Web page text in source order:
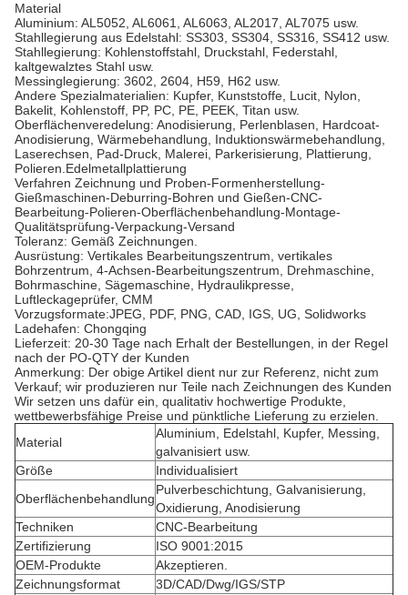
Material
Aluminium: AL5052, AL6061, AL6063, AL2017, AL7075 usw.
Stahllegierung aus Edelstahl: SS303, SS304, SS316, SS412 usw.
Stahllegierung: Kohlenstoffstahl, Druckstahl, Federstahl,
kaltgewalztes Stahl usw.
Messinglegierung: 3602, 2604, H59, H62 usw.
Andere Spezialmaterialien: Kupfer, Kunststoffe, Lucit, Nylon,
Bakelit, Kohlenstoff, PP, PC, PE, PEEK, Titan usw.
Oberflächenveredelung: Anodisierung, Perlenblasen, Hardcoat-
Anodisierung, Wärmebehandlung, Induktionswärmebehandlung,
Laserechsen, Pad-Druck, Malerei, Parkerisierung, Plattierung,
Polieren.Edelmetallplattierung
Verfahren Zeichnung und Proben-Formenherstellung-
Gießmaschinen-Deburring-Bohren und Gießen-CNC-
Bearbeitung-Polieren-Oberflächenbehandlung-Montage-
Qualitätsprüfung-Verpackung-Versand
Toleranz: Gemäß Zeichnungen.
Ausrüstung: Vertikales Bearbeitungszentrum, vertikales
Bohrzentrum, 4-Achsen-Bearbeitungszentrum, Drehmaschine,
Bohrmaschine, Sägemaschine, Hydraulikpresse,
Luftleckageprüfer, CMM
Vorzugsformate:JPEG, PDF, PNG, CAD, IGS, UG, Solidworks
Ladehafen: Chongqing
Lieferzeit: 20-30 Tage nach Erhalt der Bestellungen, in der Regel
nach der PO-QTY der Kunden
Anmerkung: Der obige Artikel dient nur zur Referenz, nicht zum
Verkauf; wir produzieren nur Teile nach Zeichnungen des Kunden
Wir setzen uns dafür ein, qualitativ hochwertige Produkte,
wettbewerbsfähige Preise und pünktliche Lieferung zu erzielen.
Material
Aluminium, Edelstahl, Kupfer, Messing,
galvanisiert usw.
Größe
Individualisiert
Oberflächenbehandlung
Pulverbeschichtung, Galvanisierung,
Oxidierung, Anodisierung
Techniken
CNC-Bearbeitung
Zertifizierung
ISO 9001:2015
OEM-Produkte
Akzeptieren.
Zeichnungsformat
3D/CAD/Dwg/IGS/STP